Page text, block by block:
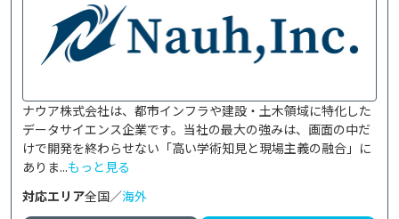
ナウア株式会社は、都市インフラや建設・土木領域に特化した
データサイエンス企業です。当社の最大の強みは、画面の中だ
けで開発を終わらせない「高い学術知見と現場主義の融合」に
ありま...もっと見る
対応エリア全国／海外